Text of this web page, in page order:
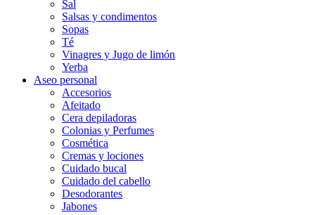
Sal
Salsas y condimentos
Sopas
Té
Vinagres y Jugo de limón
Yerba
Aseo personal
Accesorios
Afeitado
Cera depiladoras
Colonias y Perfumes
Cosmética
Cremas y lociones
Cuidado bucal
Cuidado del cabello
Desodorantes
Jabones